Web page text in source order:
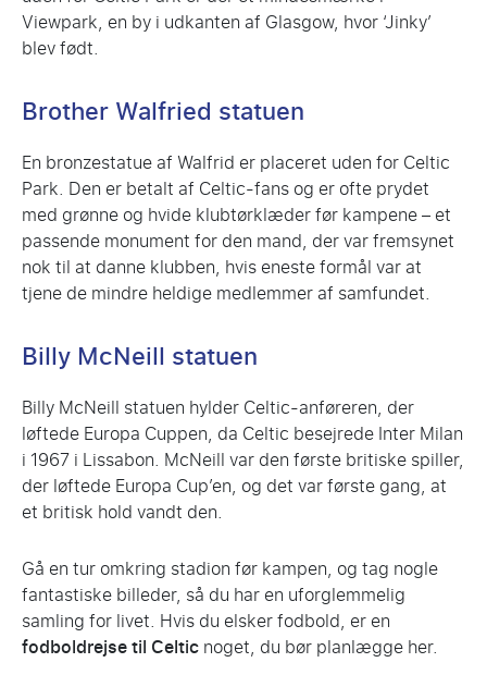
Viewpark, en by i udkanten af Glasgow, hvor ‘Jinky’
blev født.
Brother Walfried statuen
En bronzestatue af Walfrid er placeret uden for Celtic
Park. Den er betalt af Celtic-fans og er ofte prydet
med grønne og hvide klubtørklæder før kampene – et
passende monument for den mand, der var fremsynet
nok til at danne klubben, hvis eneste formål var at
tjene de mindre heldige medlemmer af samfundet.
Billy McNeill statuen
Billy McNeill statuen hylder Celtic-anføreren, der
løftede Europa Cuppen, da Celtic besejrede Inter Milan
i 1967 i Lissabon. McNeill var den første britiske spiller,
der løftede Europa Cup’en, og det var første gang, at
et britisk hold vandt den.
Gå en tur omkring stadion før kampen, og tag nogle
fantastiske billeder, så du har en uforglemmelig
samling for livet. Hvis du elsker fodbold, er en
fodboldrejse til Celticnoget, du bør planlægge her.